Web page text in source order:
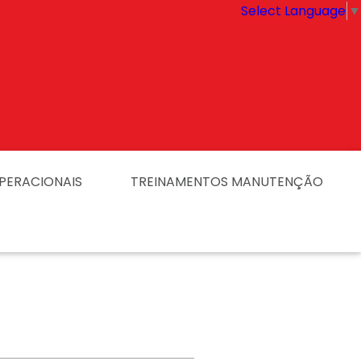
Select Language ▼
TREINAMENTOS MANUTENÇÃO